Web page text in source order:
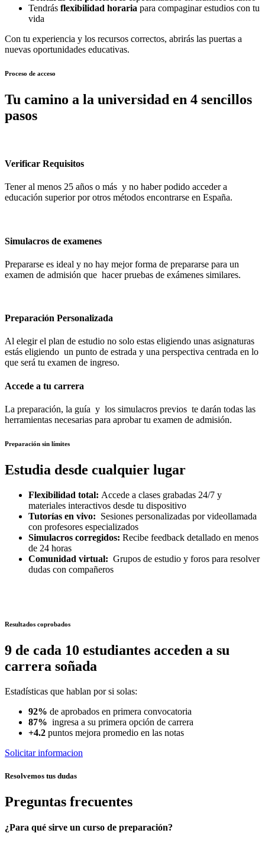
Tendrás flexibilidad horaria para compaginar estudios con tu
vida
Con tu experiencia y los recursos correctos, abrirás las puertas a
nuevas oportunidades educativas.
Proceso de acceso
Tu camino a la universidad en 4 sencillos
pasos
Verificar Requisitos
Tener al menos 25 años o más y no haber podido acceder a
educación superior por otros métodos encontrarse en España.
Simulacros de examenes
Prepararse es ideal y no hay mejor forma de prepararse para un
examen de admisión que hacer pruebas de exámenes similares.
Preparación Personalizada
Al elegir el plan de estudio no solo estas eligiendo unas asignaturas
estás eligiendo un punto de estrada y una perspectiva centrada en lo
que será tu examen de ingreso.
Accede a tu carrera
La preparación, la guía y los simulacros previos te darán todas las
herramientas necesarias para aprobar tu examen de admisión.
Preparación sin límites
Estudia desde cualquier lugar
Flexibilidad total: Accede a clases grabadas 24/7 y
materiales interactivos desde tu dispositivo
Tutorías en vivo: Sesiones personalizadas por videollamada
con profesores especializados
Simulacros corregidos: Recibe feedback detallado en menos
de 24 horas
Comunidad virtual: Grupos de estudio y foros para resolver
dudas con compañeros
Resultados coprobados
9 de cada 10 estudiantes acceden a su
carrera soñada
Estadísticas que hablan por si solas:
92% de aprobados en primera convocatoria
87% ingresa a su primera opción de carrera
+4.2 puntos mejora promedio en las notas
Solicitar informacion
Resolvemos tus dudas
Preguntas frecuentes
¿Para qué sirve un curso de preparación?